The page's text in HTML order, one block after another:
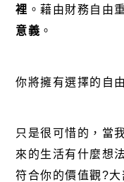
裡 。藉由財務自由
意義 。
你將擁有選擇的自
只是很可惜的，當
來的生活有什麼想
符合你的價值觀?